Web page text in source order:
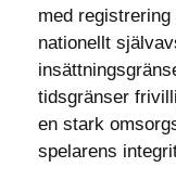
med
nationellt
tidsgränser
en stark
spelarens